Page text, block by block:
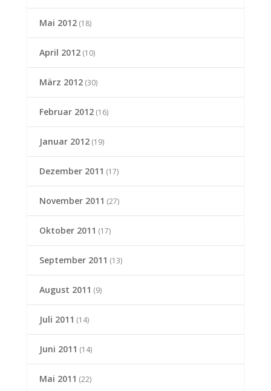
Mai 2012(18)
April 2012(10)
März 2012(30)
Februar 2012(16)
Januar 2012(19)
Dezember 2011 (17)
November 2011 (27)
Oktober 2011 (17)
September 2011 (13)
August 2011 (9)
Juli 2011 (14)
Juni 2011 (14)
Mai 2011 (22)